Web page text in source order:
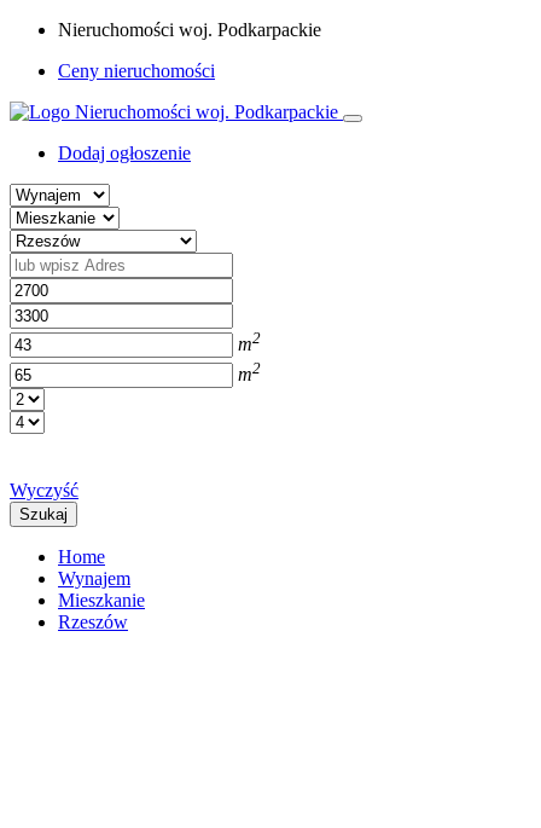
Nieruchomości woj. Podkarpackie
Ceny nieruchomości
Dodaj ogłoszenie
m2
m2
Wyczyść
Szukaj
Home
Wynajem
Mieszkanie
Rzeszów